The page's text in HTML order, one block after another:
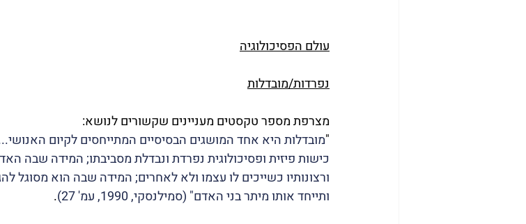
עולם הפסיכולוגיה
נפרדות/מובדלות
מצרפת מספר טקסטים מעניינים שקשורים לנושא:
"מובדלות היא אחד המושגים הבסיסיים המתייחסים לקיום
כישות פיזית ופסיכולוגית נפרדת ונבדלת מסביבתו; המידה שבה
ורצונותיו כשייכים לו עצמו ולא לאחרים; המידה שבה הוא מסוגל
ותייחד אותו מיתר בני האדם" (סמילנסקי, 1990, עמ' 27)
.